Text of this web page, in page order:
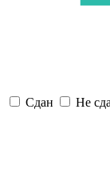
Сдан Не